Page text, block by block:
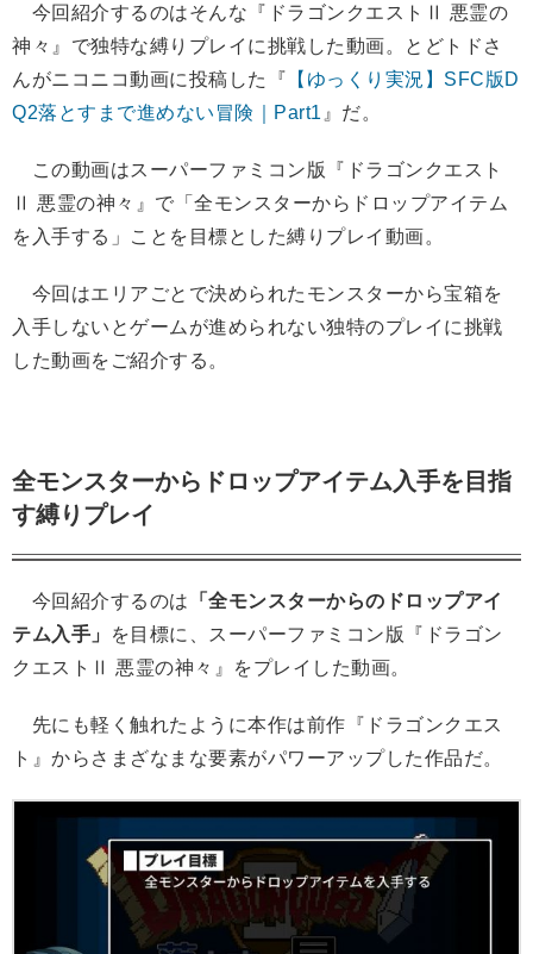
今回紹介するのはそんな『ドラゴンクエストⅡ 悪霊の
神々』で独特な縛りプレイに挑戦した動画。とどトドさ
んがニコニコ動画に投稿した『 【ゆっくり実況】SFC版D
Q2落とすまで進めない冒険｜Part1 』だ。
この動画はスーパーファミコン版『ドラゴンクエスト
Ⅱ 悪霊の神々』で「全モンスターからドロップアイテム
を入手する」ことを目標とした縛りプレイ動画。
今回はエリアごとで決められたモンスターから宝箱を
入手しないとゲームが進められない独特のプレイに挑戦
した動画をご紹介する。
全モンスターからドロップアイテム入手を目指
す縛りプレイ
今回紹介するのは 「全モンスターからのドロップアイ
テム入手」
を目標に、スーパーファミコン版『ドラゴン
クエストⅡ 悪霊の神々』をプレイした動画。
先にも軽く触れたように本作は前作『ドラゴンクエス
ト』からさまざなまな要素がパワーアップした作品だ。